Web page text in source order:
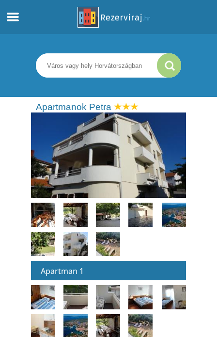
Apartmanok
Turista információ
webcams
Ismerkedjen meg Horvátországgal
múzeumok
Apartmanok Petra
Apartman 1